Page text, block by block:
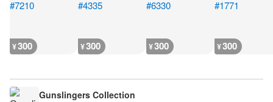
¥300 ¥300 ¥300 ¥300
Gunslingers Collection